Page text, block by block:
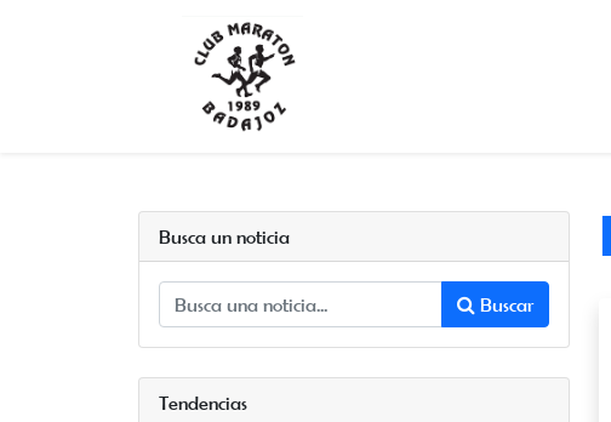
Busca un noticia
Buscar
Tendencias